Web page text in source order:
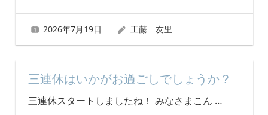
2026年7月19日 工藤 友里
三連休はいかがお過ごしでしょうか？
三連休スタートしましたね！ みなさまこん …